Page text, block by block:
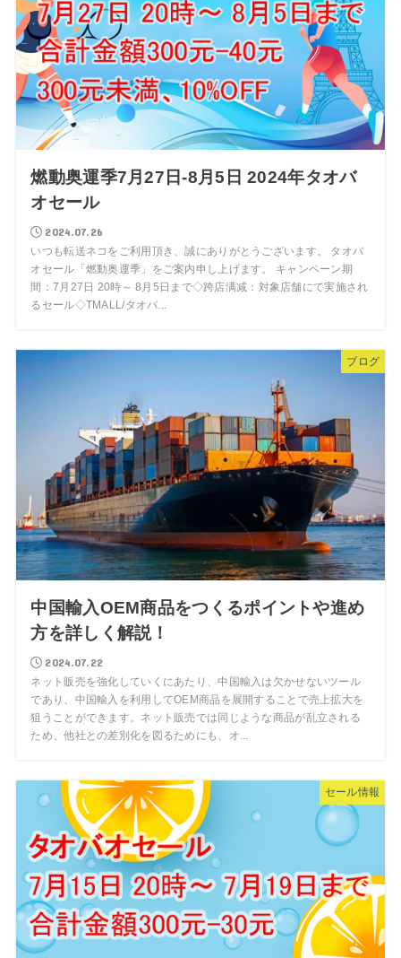
燃動奥運季7月27日-8月5日 2024年タオバ
オセール
2024.07.26
いつも転送ネコをご利用頂き、誠にありがとうございます。 タオバ
オセール「燃動奥運季」をご案内申し上げます。 キャンペーン期
間：7月27日 20時～ 8月5日まで◇跨店满减：対象店舗にて実施され
るセール◇TMALL/タオバ...
ブログ
中国輸入OEM商品をつくるポイントや進め
方を詳しく解説！
2024.07.22
ネット販売を強化していくにあたり、中国輸入は欠かせないツール
であり、中国輸入を利用してOEM商品を展開することで売上拡大を
狙うことができます。ネット販売では同じような商品が乱立される
ため、他社との差別化を図るためにも、オ...
セール情報